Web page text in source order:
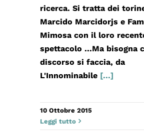
ricerca. Si tratta dei
Marcido Marcidorjs e
Mimosa con il loro
spettacolo ...Ma bisogna
discorso si faccia, da
L'Innominabile [...]
10 Ottobre 2015
Leggi tutto